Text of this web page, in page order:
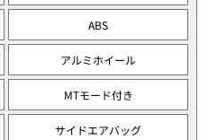
ABS
アルミホイール
MTモード付き
サイドエアバッグ